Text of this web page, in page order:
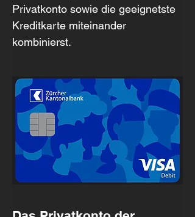
Privatkonto sowie die geeignetste
Kreditkarte miteinander
kombinierst.